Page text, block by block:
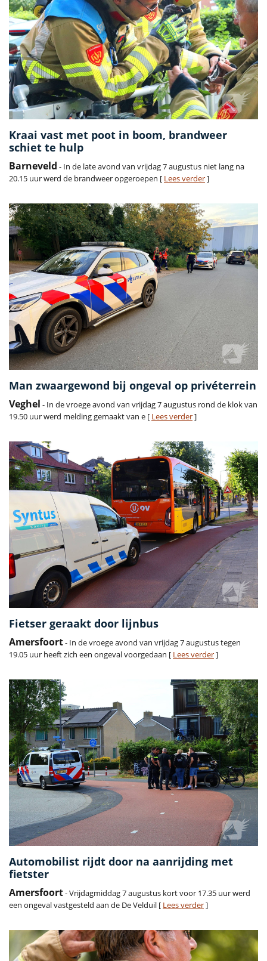
Kraai vast met poot in boom, brandweer
schiet te hulp
Barneveld - In de late avond van vrijdag 7 augustus niet lang na
20.15 uur werd de brandweer opgeroepen [ Lees verder]
Man zwaargewond bij ongeval op privéterrein
Veghel - In de vroege avond van vrijdag 7 augustus rond de klok van
19.50 uur werd melding gemaakt van e [ Lees verder]
Fietser geraakt door lijnbus
Amersfoort- In de vroege avond van vrijdag 7 augustus tegen
19.05 uur heeft zich een ongeval voorgedaan [ Lees verder]
Automobilist rijdt door na aanrijding met
fietster
Amersfoort- Vrijdagmiddag 7 augustus kort voor 17.35 uur werd
een ongeval vastgesteld aan de De Velduil [ Lees verder]